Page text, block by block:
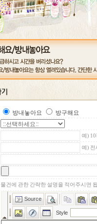
방내놓아요 방구해요
예) 10
예) 전
물건에 관한 간략한 설명을 적어주시면